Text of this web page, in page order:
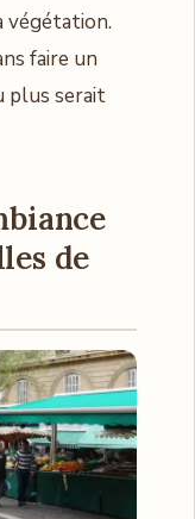
végétation.
faire un
plus serait
de